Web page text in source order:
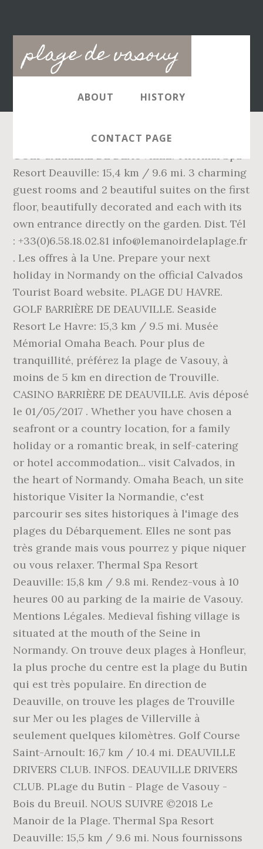
plage de vasouy
Main
navigation
ABOUT HISTORY
CONTACT PAGE
GOLF BARRIÈRE DE DEAUVILLE. Thermal Spa
Resort Deauville: 15,4 km / 9.6 mi. 3 charming
guest rooms and 2 beautiful suites on the first
floor, beautifully decorated and each with its
own entrance directly on the garden. Dist. Tél
: +33(0)6.58.18.02.81 info@lemanoirdelaplage.fr
. Les offres à la Une. Prepare your next
holiday in Normandy on the official Calvados
Tourist Board website. PLAGE DU HAVRE.
GOLF BARRIÈRE DE DEAUVILLE. Seaside
Resort Le Havre: 15,3 km / 9.5 mi. Musée
Mémorial Omaha Beach. Pour plus de
tranquillité, préférez la plage de Vasouy, à
moins de 5 km en direction de Trouville.
CASINO BARRIÈRE DE DEAUVILLE. Avis déposé
le 01/05/2017 . Whether you have chosen a
seafront or a country location, for a family
holiday or a romantic break, in self-catering
or hotel accommodation... visit Calvados, in
the heart of Normandy. Omaha Beach, un site
historique Visiter la Normandie, c'est
parcourir ses sites historiques à l'image des
plages du Débarquement. Elles ne sont pas
très grande mais vous pourrez y pique niquer
ou vous relaxer. Thermal Spa Resort
Deauville: 15,8 km / 9.8 mi. Rendez-vous à 10
heures 00 au parking de la mairie de Vasouy.
Mentions Légales. Medieval fishing village is
situated at the mouth of the Seine in
Normandy. On trouve deux plages à Honfleur,
la plus proche du centre est la plage du Butin
qui est très populaire. En direction de
Deauville, on trouve les plages de Trouville
sur Mer ou les plages de Villerville à
seulement quelques kilomètres. Golf Course
Saint-Arnoult: 16,7 km / 10.4 mi. DEAUVILLE
DRIVERS CLUB. INFOS. DEAUVILLE DRIVERS
CLUB. PLage du Butin - Plage de Vasouy -
Bois du Breuil. NOUS SUIVRE ©2018 Le
Manoir de la Plage. Thermal Spa Resort
Deauville: 15,5 km / 9.6 mi. Nous fournissons